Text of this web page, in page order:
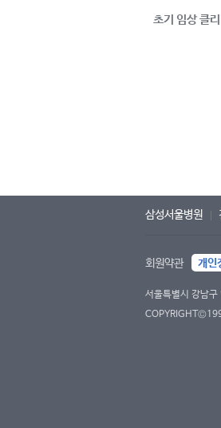
초기 임상 클
삼성서울병원
회원약관 개인
서울특별시 강남